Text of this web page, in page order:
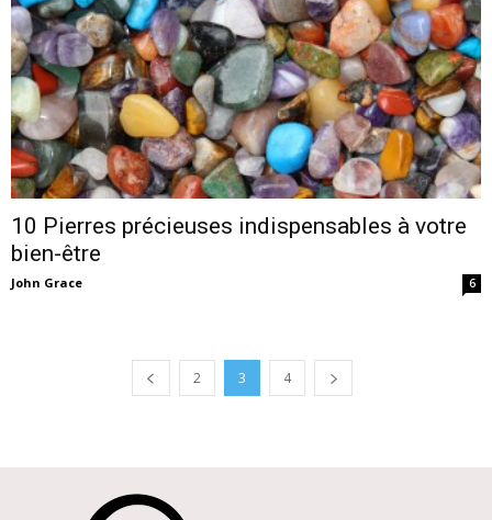
10 Pierres précieuses indispensables à votre
bien-être
John Grace 6
2 3 4